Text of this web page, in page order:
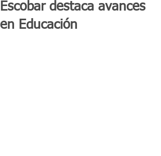
Escobar destaca avances
en Educación